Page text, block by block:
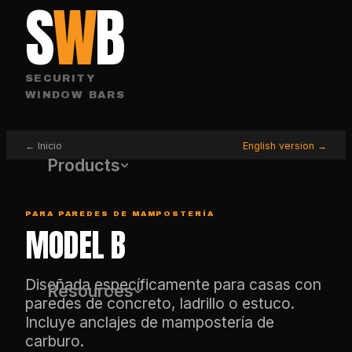
SWB
SECURITY
WINDOW BARS
Products
Resources
← Inicio English version →
PARA PAREDES DE MAMPOSTERÍA
MODEL B
Diseñada específicamente para casas con
paredes de concreto, ladrillo o estuco.
Incluye anclajes de mampostería de
carburo.